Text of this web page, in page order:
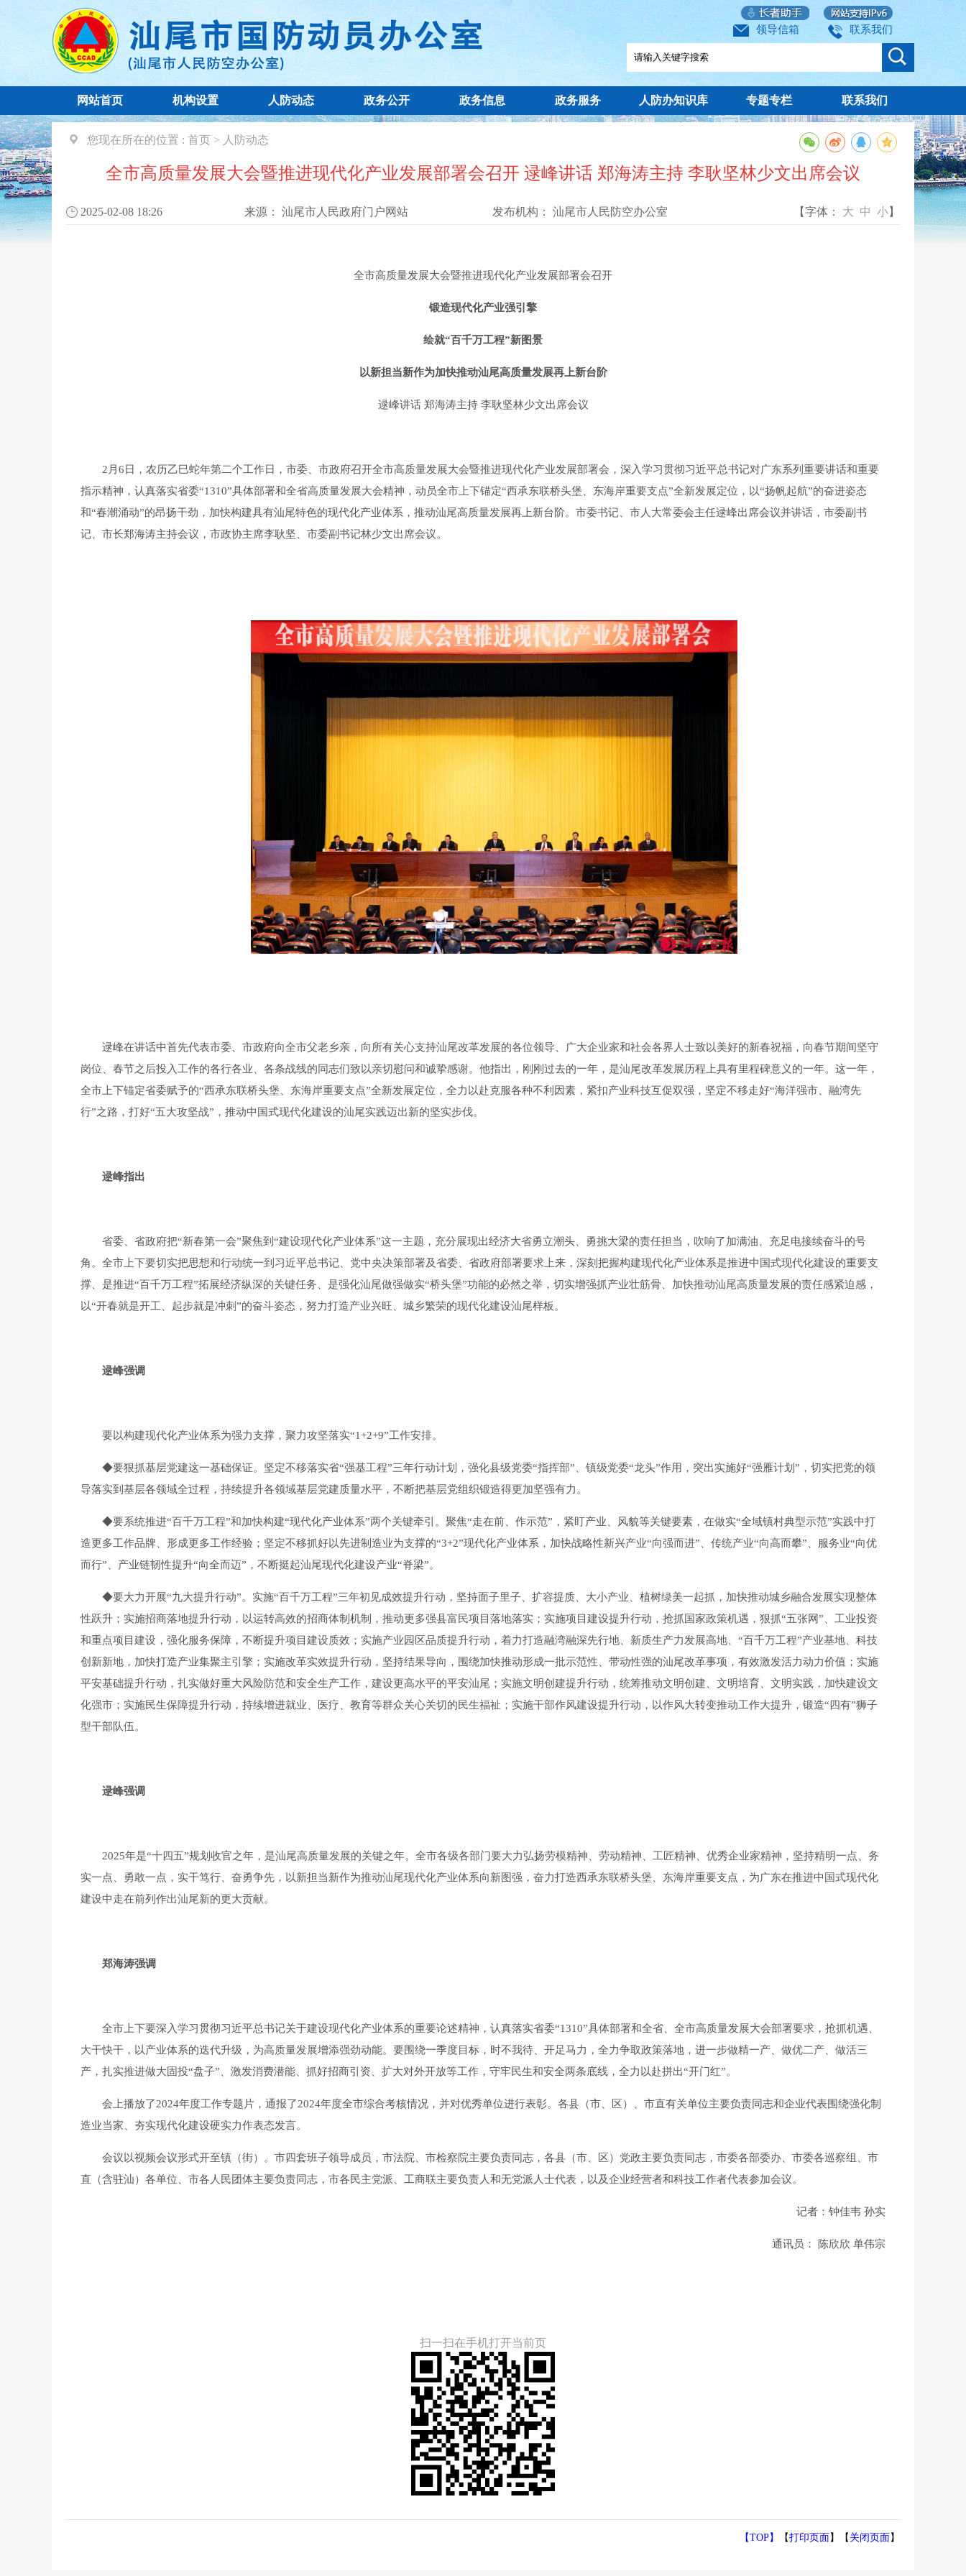
领导信箱 联系我们
网站首页 机构设置 人防动态 政务公开 政务信息 政务服务 人防办知识库 专题专栏 联系我们
您现在所在的位置 : 首页 > 人防动态
全市高质量发展大会暨推进现代化产业发展部署会召开 逯峰讲话 郑海涛主持 李耿坚林少文出席会议
2025-02-08 18:26 来源： 汕尾市人民政府门户网站 发布机构： 汕尾市人民防空办公室 【字体： 大 中 小】
全市高质量发展大会暨推进现代化产业发展部署会召开
锻造现代化产业强引擎
绘就“百千万工程”新图景
以新担当新作为加快推动汕尾高质量发展再上新台阶
逯峰讲话 郑海涛主持 李耿坚林少文出席会议
2月6日，农历乙巳蛇年第二个工作日，市委、市政府召开全市高质量发展大会暨推进现代化产业发展部署会，深入学习贯彻习近平总书记对广东系列重要讲话和重要
指示精神，认真落实省委“1310”具体部署和全省高质量发展大会精神，动员全市上下锚定“西承东联桥头堡、东海岸重要支点”全新发展定位，以“扬帆起航”的奋进姿态
和“春潮涌动”的昂扬干劲，加快构建具有汕尾特色的现代化产业体系，推动汕尾高质量发展再上新台阶。市委书记、市人大常委会主任逯峰出席会议并讲话，市委副书
记、市长郑海涛主持会议，市政协主席李耿坚、市委副书记林少文出席会议。
逯峰在讲话中首先代表市委、市政府向全市父老乡亲，向所有关心支持汕尾改革发展的各位领导、广大企业家和社会各界人士致以美好的新春祝福，向春节期间坚守
岗位、春节之后投入工作的各行各业、各条战线的同志们致以亲切慰问和诚挚感谢。他指出，刚刚过去的一年，是汕尾改革发展历程上具有里程碑意义的一年。这一年，
全市上下锚定省委赋予的“西承东联桥头堡、东海岸重要支点”全新发展定位，全力以赴克服各种不利因素，紧扣产业科技互促双强，坚定不移走好“海洋强市、融湾先
行”之路，打好“五大攻坚战”，推动中国式现代化建设的汕尾实践迈出新的坚实步伐。
逯峰指出
省委、省政府把“新春第一会”聚焦到“建设现代化产业体系”这一主题，充分展现出经济大省勇立潮头、勇挑大梁的责任担当，吹响了加满油、充足电接续奋斗的号
角。全市上下要切实把思想和行动统一到习近平总书记、党中央决策部署及省委、省政府部署要求上来，深刻把握构建现代化产业体系是推进中国式现代化建设的重要支
撑、是推进“百千万工程”拓展经济纵深的关键任务、是强化汕尾做强做实“桥头堡”功能的必然之举，切实增强抓产业壮筋骨、加快推动汕尾高质量发展的责任感紧迫感，
以“开春就是开工、起步就是冲刺”的奋斗姿态，努力打造产业兴旺、城乡繁荣的现代化建设汕尾样板。
逯峰强调
要以构建现代化产业体系为强力支撑，聚力攻坚落实“1+2+9”工作安排。
◆要狠抓基层党建这一基础保证。坚定不移落实省“强基工程”三年行动计划，强化县级党委“指挥部”、镇级党委“龙头”作用，突出实施好“强雁计划”，切实把党的领
导落实到基层各领域全过程，持续提升各领域基层党建质量水平，不断把基层党组织锻造得更加坚强有力。
◆要系统推进“百千万工程”和加快构建“现代化产业体系”两个关键牵引。聚焦“走在前、作示范”，紧盯产业、风貌等关键要素，在做实“全域镇村典型示范”实践中打
造更多工作品牌、形成更多工作经验；坚定不移抓好以先进制造业为支撑的“3+2”现代化产业体系，加快战略性新兴产业“向强而进”、传统产业“向高而攀”、服务业“向优
而行”、产业链韧性提升“向全而迈”，不断挺起汕尾现代化建设产业“脊梁”。
◆要大力开展“九大提升行动”。实施“百千万工程”三年初见成效提升行动，坚持面子里子、扩容提质、大小产业、植树绿美一起抓，加快推动城乡融合发展实现整体
性跃升；实施招商落地提升行动，以运转高效的招商体制机制，推动更多强县富民项目落地落实；实施项目建设提升行动，抢抓国家政策机遇，狠抓“五张网”、工业投资
和重点项目建设，强化服务保障，不断提升项目建设质效；实施产业园区品质提升行动，着力打造融湾融深先行地、新质生产力发展高地、“百千万工程”产业基地、科技
创新新地，加快打造产业集聚主引擎；实施改革实效提升行动，坚持结果导向，围绕加快推动形成一批示范性、带动性强的汕尾改革事项，有效激发活力动力价值；实施
平安基础提升行动，扎实做好重大风险防范和安全生产工作，建设更高水平的平安汕尾；实施文明创建提升行动，统筹推动文明创建、文明培育、文明实践，加快建设文
化强市；实施民生保障提升行动，持续增进就业、医疗、教育等群众关心关切的民生福祉；实施干部作风建设提升行动，以作风大转变推动工作大提升，锻造“四有”狮子
型干部队伍。
逯峰强调
2025年是“十四五”规划收官之年，是汕尾高质量发展的关键之年。全市各级各部门要大力弘扬劳模精神、劳动精神、工匠精神、优秀企业家精神，坚持精明一点、务
实一点、勇敢一点，实干笃行、奋勇争先，以新担当新作为推动汕尾现代化产业体系向新图强，奋力打造西承东联桥头堡、东海岸重要支点，为广东在推进中国式现代化
建设中走在前列作出汕尾新的更大贡献。
郑海涛强调
全市上下要深入学习贯彻习近平总书记关于建设现代化产业体系的重要论述精神，认真落实省委“1310”具体部署和全省、全市高质量发展大会部署要求，抢抓机遇、
大干快干，以产业体系的迭代升级，为高质量发展增添强劲动能。要围绕一季度目标，时不我待、开足马力，全力争取政策落地，进一步做精一产、做优二产、做活三
产，扎实推进做大固投“盘子”、激发消费潜能、抓好招商引资、扩大对外开放等工作，守牢民生和安全两条底线，全力以赴拼出“开门红”。
会上播放了2024年度工作专题片，通报了2024年度全市综合考核情况，并对优秀单位进行表彰。各县（市、区）、市直有关单位主要负责同志和企业代表围绕强化制
造业当家、夯实现代化建设硬实力作表态发言。
会议以视频会议形式开至镇（街）。市四套班子领导成员，市法院、市检察院主要负责同志，各县（市、区）党政主要负责同志，市委各部委办、市委各巡察组、市
直（含驻汕）各单位、市各人民团体主要负责同志，市各民主党派、工商联主要负责人和无党派人士代表，以及企业经营者和科技工作者代表参加会议。
记者 ：钟佳韦 孙实
通讯员： 陈欣欣 单伟宗
扫一扫在手机打开当前页
【TOP】 【打印页面 】【 关闭页面 】